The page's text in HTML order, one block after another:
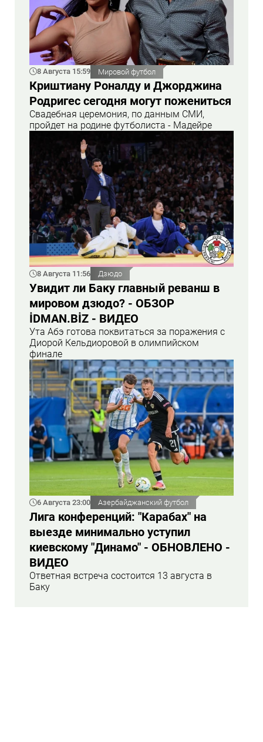
8 Августа 15:59 Мировой футбол
Криштиану Роналду и Джорджина
Родригес сегодня могут пожениться
Свадебная церемония, по данным СМИ,
пройдет на родине футболиста - Мадейре
8 Августа 11:56 Дзюдо
Увидит ли Баку главный реванш в
мировом дзюдо? - ОБЗОР
İDMAN.BİZ - ВИДЕО
Ута Абэ готова поквитаться за поражения с
Диорой Кельдиоровой в олимпийском
финале
6 Августа 23:00 Азербайджанский футбол
Лига конференций: "Карабах" на
выезде минимально уступил
киевскому "Динамо" - ОБНОВЛЕНО -
ВИДЕО
Ответная встреча состоится 13 августа в
Баку